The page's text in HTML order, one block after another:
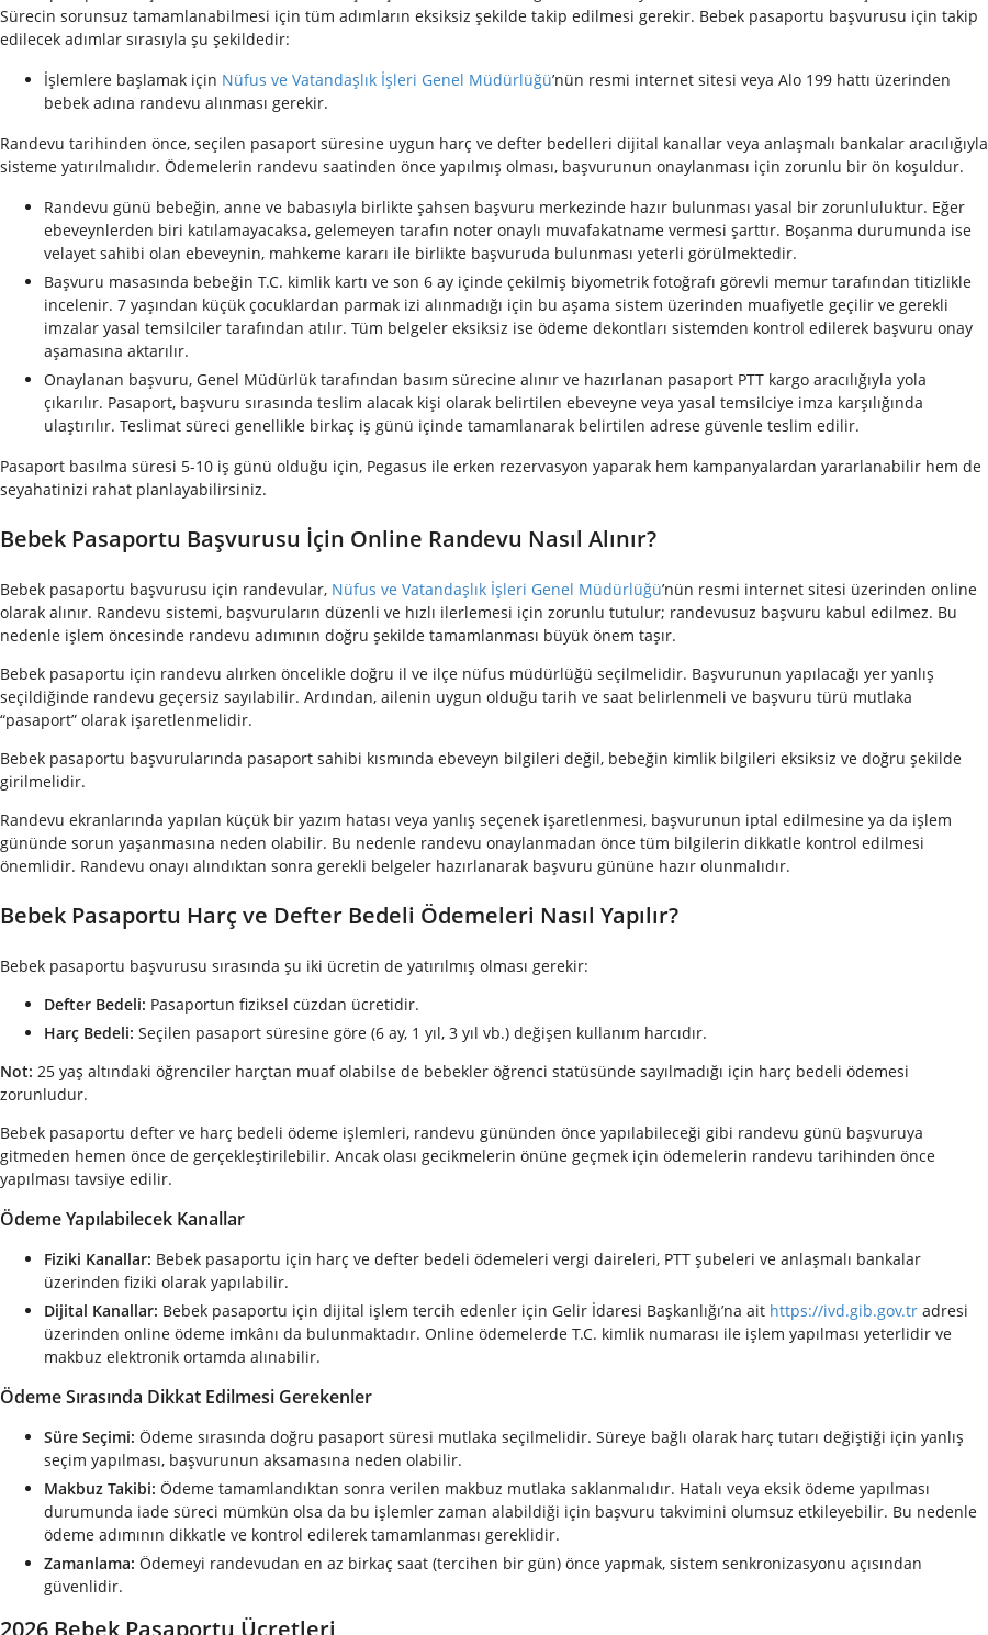
Sürecin sorunsuz tamamlanabilmesi için tüm adımların eksiksiz şekilde takip edilmesi gerekir. Bebek pasaportu başvurusu için takip
edilecek adımlar sırasıyla şu şekildedir:
İşlemlere başlamak için Nüfus ve Vatandaşlık İşleri Genel Müdürlüğü’nün resmi internet sitesi veya Alo 199 hattı üzerinden
bebek adına randevu alınması gerekir.
Randevu tarihinden önce, seçilen pasaport süresine uygun harç ve defter bedelleri dijital kanallar veya anlaşmalı bankalar aracılığıyla
sisteme yatırılmalıdır. Ödemelerin randevu saatinden önce yapılmış olması, başvurunun onaylanması için zorunlu bir ön koşuldur.
Randevu günü bebeğin, anne ve babasıyla birlikte şahsen başvuru merkezinde hazır bulunması yasal bir zorunluluktur. Eğer
ebeveynlerden biri katılamayacaksa, gelemeyen tarafın noter onaylı muvafakatname vermesi şarttır. Boşanma durumunda ise
velayet sahibi olan ebeveynin, mahkeme kararı ile birlikte başvuruda bulunması yeterli görülmektedir.
Başvuru masasında bebeğin T.C. kimlik kartı ve son 6 ay içinde çekilmiş biyometrik fotoğrafı görevli memur tarafından titizlikle
incelenir. 7 yaşından küçük çocuklardan parmak izi alınmadığı için bu aşama sistem üzerinden muafiyetle geçilir ve gerekli
imzalar yasal temsilciler tarafından atılır. Tüm belgeler eksiksiz ise ödeme dekontları sistemden kontrol edilerek başvuru onay
aşamasına aktarılır.
Onaylanan başvuru, Genel Müdürlük tarafından basım sürecine alınır ve hazırlanan pasaport PTT kargo aracılığıyla yola
çıkarılır. Pasaport, başvuru sırasında teslim alacak kişi olarak belirtilen ebeveyne veya yasal temsilciye imza karşılığında
ulaştırılır. Teslimat süreci genellikle birkaç iş günü içinde tamamlanarak belirtilen adrese güvenle teslim edilir.
Pasaport basılma süresi 5-10 iş günü olduğu için, Pegasus ile erken rezervasyon yaparak hem kampanyalardan yararlanabilir hem de
seyahatinizi rahat planlayabilirsiniz.
Bebek Pasaportu Başvurusu İçin Online Randevu Nasıl Alınır?
Bebek pasaportu başvurusu için randevular, Nüfus ve Vatandaşlık İşleri Genel Müdürlüğü’nün resmi internet sitesi üzerinden online
olarak alınır. Randevu sistemi, başvuruların düzenli ve hızlı ilerlemesi için zorunlu tutulur; randevusuz başvuru kabul edilmez. Bu
nedenle işlem öncesinde randevu adımının doğru şekilde tamamlanması büyük önem taşır.
Bebek pasaportu için randevu alırken öncelikle doğru il ve ilçe nüfus müdürlüğü seçilmelidir. Başvurunun yapılacağı yer yanlış
seçildiğinde randevu geçersiz sayılabilir. Ardından, ailenin uygun olduğu tarih ve saat belirlenmeli ve başvuru türü mutlaka
“pasaport” olarak işaretlenmelidir.
Bebek pasaportu başvurularında pasaport sahibi kısmında ebeveyn bilgileri değil, bebeğin kimlik bilgileri eksiksiz ve doğru şekilde
girilmelidir.
Randevu ekranlarında yapılan küçük bir yazım hatası veya yanlış seçenek işaretlenmesi, başvurunun iptal edilmesine ya da işlem
gününde sorun yaşanmasına neden olabilir. Bu nedenle randevu onaylanmadan önce tüm bilgilerin dikkatle kontrol edilmesi
önemlidir. Randevu onayı alındıktan sonra gerekli belgeler hazırlanarak başvuru gününe hazır olunmalıdır.
Bebek Pasaportu Harç ve Defter Bedeli Ödemeleri Nasıl Yapılır?
Bebek pasaportu başvurusu sırasında şu iki ücretin de yatırılmış olması gerekir:
Defter Bedeli: Pasaportun fiziksel cüzdan ücretidir.
Harç Bedeli: Seçilen pasaport süresine göre (6 ay, 1 yıl, 3 yıl vb.) değişen kullanım harcıdır.
Not: 25 yaş altındaki öğrenciler harçtan muaf olabilse de bebekler öğrenci statüsünde sayılmadığı için harç bedeli ödemesi
zorunludur.
Bebek pasaportu defter ve harç bedeli ödeme işlemleri, randevu gününden önce yapılabileceği gibi randevu günü başvuruya
gitmeden hemen önce de gerçekleştirilebilir. Ancak olası gecikmelerin önüne geçmek için ödemelerin randevu tarihinden önce
yapılması tavsiye edilir.
Ödeme Yapılabilecek Kanallar
Fiziki Kanallar: Bebek pasaportu için harç ve defter bedeli ödemeleri vergi daireleri, PTT şubeleri ve anlaşmalı bankalar
üzerinden fiziki olarak yapılabilir.
Dijital Kanallar: Bebek pasaportu için dijital işlem tercih edenler için Gelir İdaresi Başkanlığı’na ait https://ivd.gib.gov.tr adresi
üzerinden online ödeme imkânı da bulunmaktadır. Online ödemelerde T.C. kimlik numarası ile işlem yapılması yeterlidir ve
makbuz elektronik ortamda alınabilir.
Ödeme Sırasında Dikkat Edilmesi Gerekenler
Süre Seçimi: Ödeme sırasında doğru pasaport süresi mutlaka seçilmelidir. Süreye bağlı olarak harç tutarı değiştiği için yanlış
seçim yapılması, başvurunun aksamasına neden olabilir.
Makbuz Takibi: Ödeme tamamlandıktan sonra verilen makbuz mutlaka saklanmalıdır. Hatalı veya eksik ödeme yapılması
durumunda iade süreci mümkün olsa da bu işlemler zaman alabildiği için başvuru takvimini olumsuz etkileyebilir. Bu nedenle
ödeme adımının dikkatle ve kontrol edilerek tamamlanması gereklidir.
Zamanlama: Ödemeyi randevudan en az birkaç saat (tercihen bir gün) önce yapmak, sistem senkronizasyonu açısından
güvenlidir.
2026 Bebek Pasaportu Ücretleri